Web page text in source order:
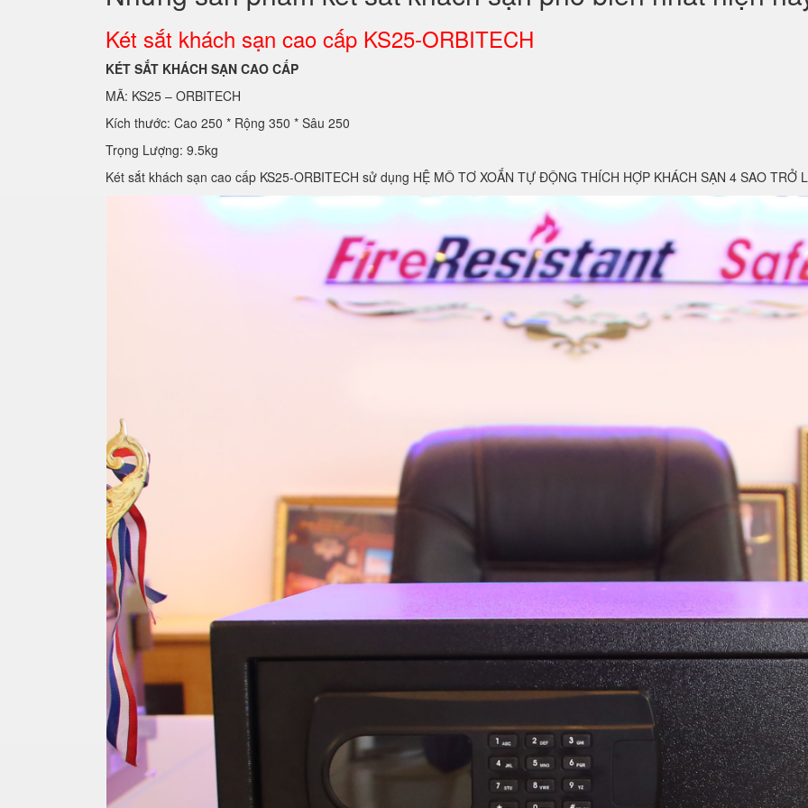
Két sắt khách sạn cao cấp KS25-ORBITECH
KÉT SẮT KHÁCH SẠN CAO CẤP
MÃ: KS25 – ORBITECH
Kích thước: Cao 250 * Rộng 350 * Sâu 250
Trọng Lượng: 9.5kg
Két sắt khách sạn cao cấp KS25-ORBITECH sử dụng HỆ MÔ TƠ XOẮN TỰ ĐỘNG THÍCH HỢP KHÁCH SẠN 4 SAO TRỞ